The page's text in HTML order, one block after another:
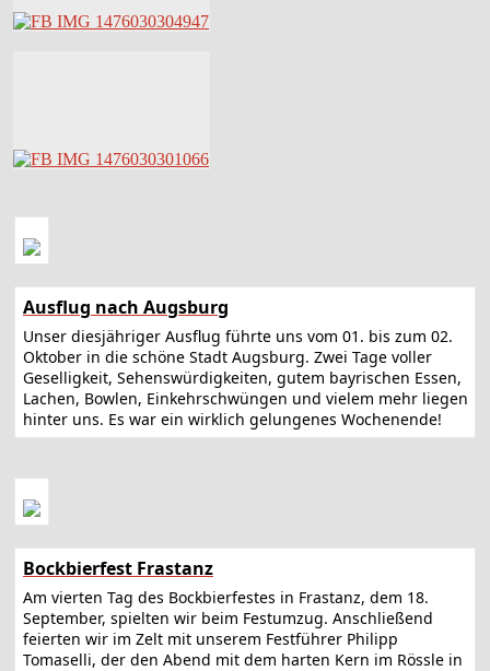
Ausflug nach Augsburg
Unser diesjähriger Ausflug führte uns vom 01. bis zum 02.
Oktober in die schöne Stadt Augsburg. Zwei Tage voller
Geselligkeit, Sehenswürdigkeiten, gutem bayrischen Essen,
Lachen, Bowlen, Einkehrschwüngen und vielem mehr liegen
hinter uns. Es war ein wirklich gelungenes Wochenende!
Bockbierfest Frastanz
Am vierten Tag des Bockbierfestes in Frastanz, dem 18.
September, spielten wir beim Festumzug. Anschließend
feierten wir im Zelt mit unserem Festführer Philipp
Tomaselli, der den Abend mit dem harten Kern im Rössle in